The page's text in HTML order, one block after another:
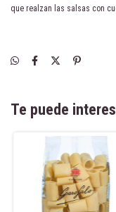
que realzan las salsas con
Te puede